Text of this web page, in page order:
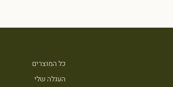
כל המוצרים
העגלה שלי